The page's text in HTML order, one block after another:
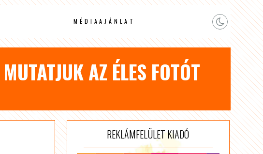
MÉDIAAJÁNLAT
AZ ÉLES FOTÓT
REKLÁMFELÜLET KIADÓ